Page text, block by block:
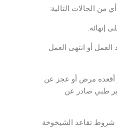
من الحالات التالية:
إنهائه.
أو انتهى العمل
أقعده مرض أو عجز عن
طبي صادر عن
شروط تقاعد الشيخوخة